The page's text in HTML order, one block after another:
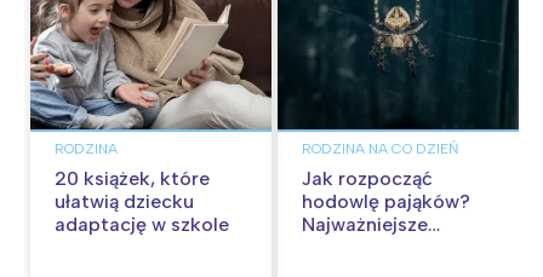
RODZINA
20 książek, które
ułatwią dziecku
adaptację w szkole
RODZINA NA CO DZIEŃ
Jak rozpocząć
hodowlę pająków?
Najważniejsze